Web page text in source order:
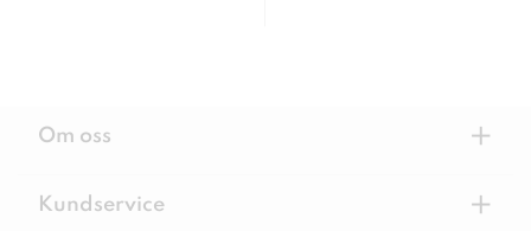
Om oss +
Kundservice +